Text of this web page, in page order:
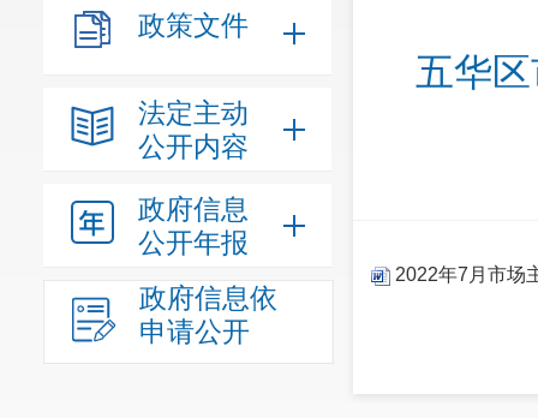
政策文件
法定主动
公开内容
政府信息
公开年报
政府信息依
申请公开
五华
2022年7月市场